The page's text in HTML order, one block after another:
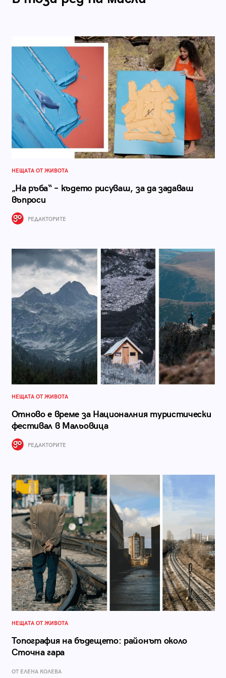
НЕЩАТА ОТ ЖИВОТА
„На ръба“ – където рисуваш, за да задаваш
въпроси
РЕДАКТОРИТЕ
НЕЩАТА ОТ ЖИВОТА
Отново е време за Националния туристически
фестивал в Мальовица
РЕДАКТОРИТЕ
НЕЩАТА ОТ ЖИВОТА
Топография на бъдещето: районът около
Сточна гара
ОТ ЕЛЕНА КОЛЕВА